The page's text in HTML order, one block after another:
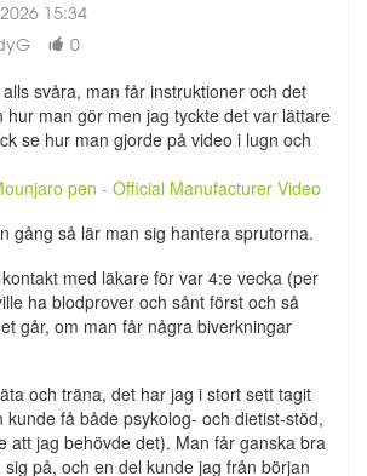
15:34
0
svåra, man får instruktioner och det
hur man gör men jag tyckte det var lättare
se hur man gjorde på video i lugn och
pen - Official Manufacturer Video
gång så lär man sig hantera sprutorna.
med läkare för var 4:e vecka (per
ha blodprover och sånt först och så
går, om man får några biverkningar
och träna, det har jag i stort sett tagit
kunde få både psykolog- och dietist-stöd,
att jag behövde det). Man får ganska bra
på, och en del kunde jag från början